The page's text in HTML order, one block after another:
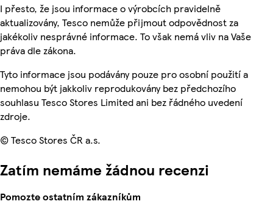
I přesto, že jsou informace o výrobcích pravidelně
aktualizovány, Tesco nemůže přijmout odpovědnost za
jakékoliv nesprávné informace. To však nemá vliv na Vaše
práva dle zákona.
Tyto informace jsou podávány pouze pro osobní použití a
nemohou být jakkoliv reprodukovány bez předchozího
souhlasu Tesco Stores Limited ani bez řádného uvedení
zdroje.
© Tesco Stores ČR a.s.
Zatím nemáme žádnou recenzi
Pomozte ostatním zákazníkům